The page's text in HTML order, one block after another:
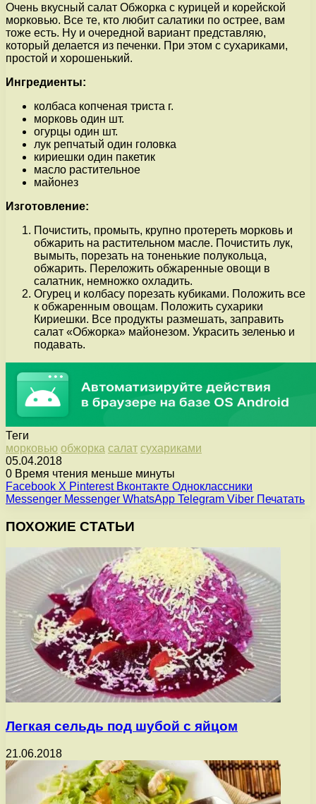
Очень вкусный салат Обжорка с курицей и корейской
морковью. Все те, кто любит салатики по острее, вам
тоже есть. Ну и очередной вариант представляю,
который делается из печенки. При этом с сухариками,
простой и хорошенький.
Ингредиенты:
колбаса копченая триста г.
морковь один шт.
огурцы один шт.
лук репчатый один головка
кириешки один пакетик
масло растительное
майонез
Изготовление:
Почистить, промыть, крупно протереть морковь и
обжарить на растительном масле. Почистить лук,
вымыть, порезать на тоненькие полукольца,
обжарить. Переложить обжаренные овощи в
салатник, немножко охладить.
Огурец и колбасу порезать кубиками. Положить все
к обжаренным овощам. Положить сухарики
Кириешки. Все продукты размешать, заправить
салат «Обжорка» майонезом. Украсить зеленью и
подавать.
Теги
морковью обжорка салат сухариками
05.04.2018
0 Время чтения меньше минуты
Facebook X Pinterest Вконтакте Одноклассники
Messenger Messenger WhatsApp Telegram Viber Печатать
ПОХОЖИЕ СТАТЬИ
Легкая сельдь под шубой с яйцом
21.06.2018